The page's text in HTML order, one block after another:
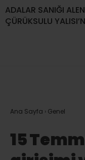
ADALAR SANIĞI
ÇÜRÜKSULU
Ana Sayfa › Genel
15